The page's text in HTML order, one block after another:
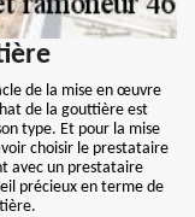
de la mise en œuvre
de la gouttière est
type. Et pour la mise
choisir le prestataire
avec un prestataire
précieux en terme de